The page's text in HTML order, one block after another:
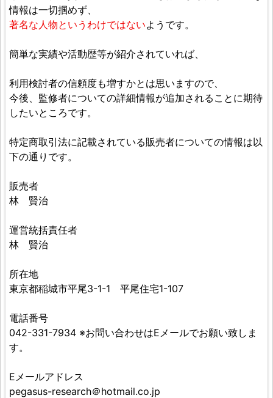
情報は一切掴めず、
著名な人物というわけではないようです。
簡単な実績や活動歴等が紹介されていれば、
利用検討者の信頼度も増すかとは思いますので、
今後、監修者についての詳細情報が追加されることに期待
したいところです。
特定商取引法に記載されている販売者についての情報は以
下の通りです。
販売者
林 賢治
運営統括責任者
林 賢治
所在地
東京都稲城市平尾3-1-1 平尾住宅1-107
電話番号
042-331-7934 ※お問い合わせはEメールでお願い致しま
す。
Eメールアドレス
pegasus-research＠hotmail.co.jp